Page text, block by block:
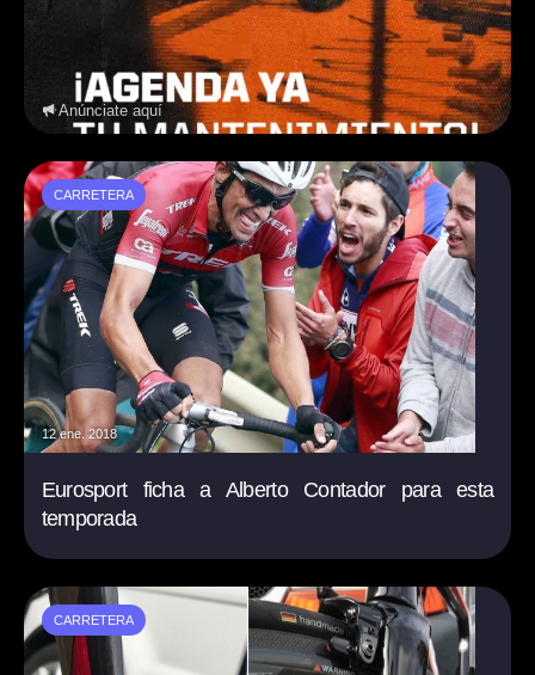
Anúnciate aquí
CARRETERA
12 ene. 2018
Eurosport ficha a Alberto Contador para esta
temporada
CARRETERA